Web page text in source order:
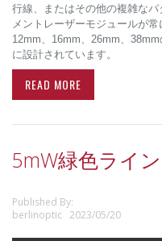
行線、またはその他の複雑な
メントレーザーモジュールが
12mm、16mm、26mm、
に設計されています。
READ MORE
5mW緑色ライ
Published By:
berlinoptic 2023/05/20